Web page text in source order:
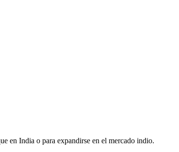
en India o para expandirse en el mercado indio.